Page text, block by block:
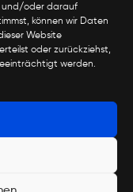
und/oder darauf
können wir Daten
Website
oder zurückziehst,
werden.
50
E-Mail
info@automoor.ch